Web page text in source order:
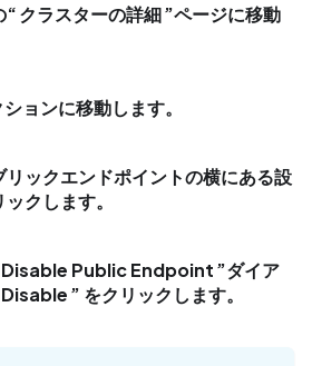
クラスターの詳細 ページに移動
ョンに移動します。
リックエンドポイントの横にある設
クします。
Disable Public Endpoint
ダイア
Disable をクリックします。